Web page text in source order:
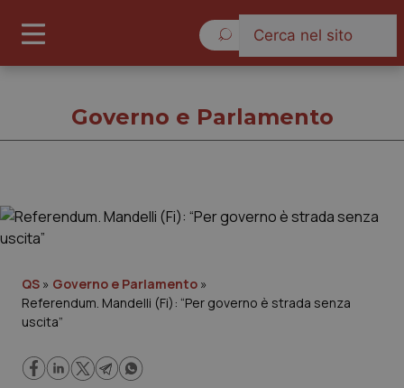
Governo e Parlamento
Regioni e Asl
Governo e Parlamento
QS » Governo e Parlamento »
Referendum. Mandelli (Fi): “Per governo è strada senza
uscita”